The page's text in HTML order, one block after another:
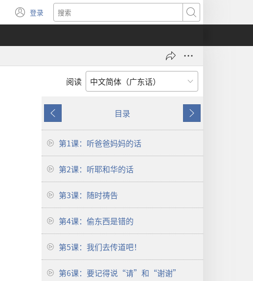
登录
（打
开
窗
搜
索
阅读
上
一
页
目录
下
一
第1课：听爸爸妈妈的话
第2课：听耶和华的话
第3课：随时祷告
第4课：偷东西是错的
第5课：我们去传道吧！
第6课：要记得说“请”和“谢谢”